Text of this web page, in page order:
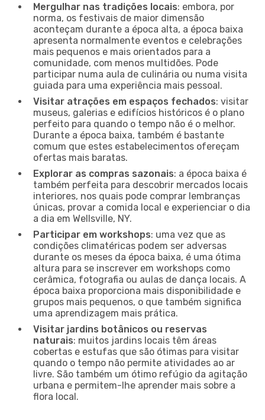
Mergulhar nas tradições locais: embora, por
norma, os festivais de maior dimensão
aconteçam durante a época alta, a época baixa
apresenta normalmente eventos e celebrações
mais pequenos e mais orientados para a
comunidade, com menos multidões. Pode
participar numa aula de culinária ou numa visita
guiada para uma experiência mais pessoal.
Visitar atrações em espaços fechados: visitar
museus, galerias e edifícios históricos é o plano
perfeito para quando o tempo não é o melhor.
Durante a época baixa, também é bastante
comum que estes estabelecimentos ofereçam
ofertas mais baratas.
Explorar as compras sazonais: a época baixa é
também perfeita para descobrir mercados locais
interiores, nos quais pode comprar lembranças
únicas, provar a comida local e experienciar o dia
a dia em Wellsville, NY.
Participar em workshops: uma vez que as
condições climatéricas podem ser adversas
durante os meses da época baixa, é uma ótima
altura para se inscrever em workshops como
cerâmica, fotografia ou aulas de dança locais. A
época baixa proporciona mais disponibilidade e
grupos mais pequenos, o que também significa
uma aprendizagem mais prática.
Visitar jardins botânicos ou reservas
naturais: muitos jardins locais têm áreas
cobertas e estufas que são ótimas para visitar
quando o tempo não permite atividades ao ar
livre. São também um ótimo refúgio da agitação
urbana e permitem-lhe aprender mais sobre a
flora local.